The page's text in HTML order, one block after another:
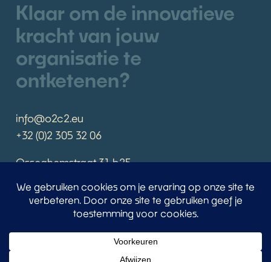
Klaar om de innovatieve
kracht van jouw
organisatie te
ontketenen?
info@o2c2.eu
+32 (0)2 305 32 06
Osseghemstraat 31 b25
Boek een afspraak